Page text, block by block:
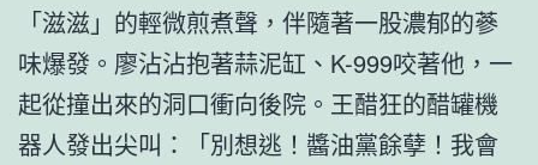
「滋滋」的輕微煎煮聲，伴隨著一股濃郁的蔘
味爆發。廖沾沾抱著蒜泥缸、K-999咬著他，一
起從撞出來的洞口衝向後院。王醋狂的醋罐機
器人發出尖叫：「別想逃！醬油黨餘孽！我會